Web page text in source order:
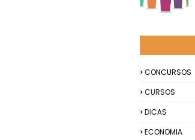
CONCURSOS
CURSOS
DICAS
ECONOMIA